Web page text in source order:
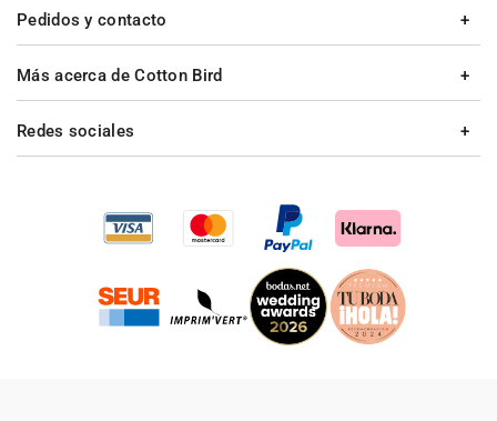
Pedidos y contacto
Más acerca de Cotton Bird
Redes sociales